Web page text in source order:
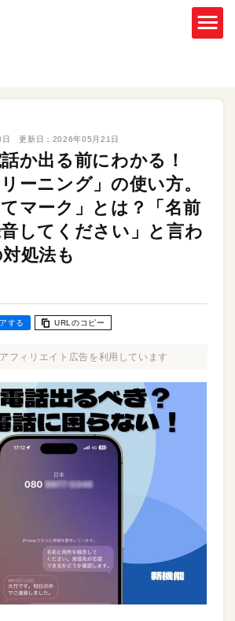
更新日： 2026年05月21日
か出る前にわかる！
ーニング」の使い方。
てマーク」とは？「名前
してください」と言わ
処法も
する URLのコピー
フィリエイト広告を利用しています